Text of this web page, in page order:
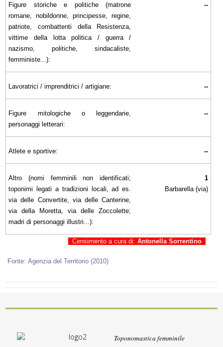
Figure storiche e politiche (matrone
romane, nobildonne, principesse, regine,
patriote, combattenti della Resistenza,
vittime della lotta politica / guerra /
nazismo, politiche, sindacaliste,
femministe...):
--
Lavoratrici / imprenditrici / artigiane: --
Figure mitologiche o leggendarie,
personaggi letterari:
--
Atlete e sportive: --
Altro (nomi femminili non identificati;
toponimi legati a tradizioni locali, ad es.
via delle Convertite, via delle Canterine,
via della Moretta, via delle Zoccolette;
madri di personaggi illustri...):
1
Barbarella (via)
Censimento a cura di: Antonella Sorrentino
Fonte: Agenzia del Territorio (2010)
Toponomastica femminile